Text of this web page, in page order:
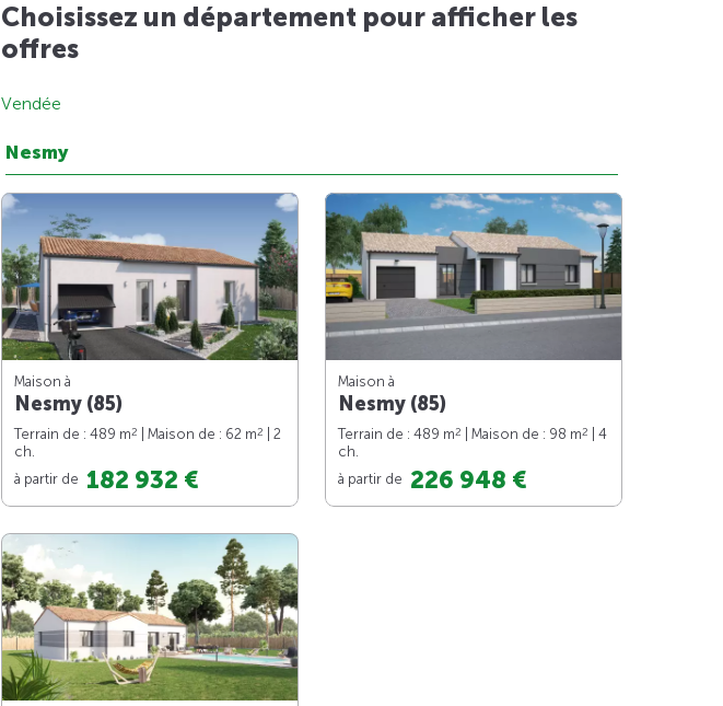
Choisissez un département pour afficher les
offres
Vendée
Nesmy
Maison à
Nesmy (85)
Terrain de : 489 m2 | Maison de : 62 m2
| 2
ch.
à partir de 182 932 €
Maison à
Nesmy (85)
Terrain de : 489 m2 | Maison de : 98 m2
| 4
ch.
à partir de 226 948 €